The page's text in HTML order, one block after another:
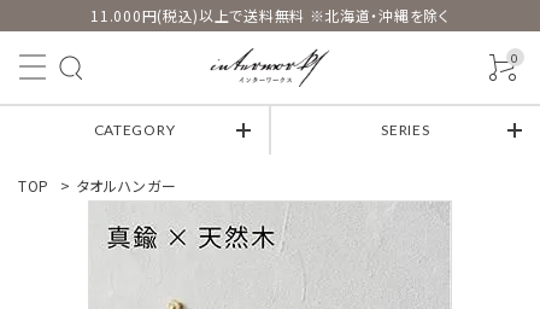
11.000円(税込)以上で送料無料 ※北海道・沖縄を除く
0
CATEGORY SERIES
TOP > タオルハンガー